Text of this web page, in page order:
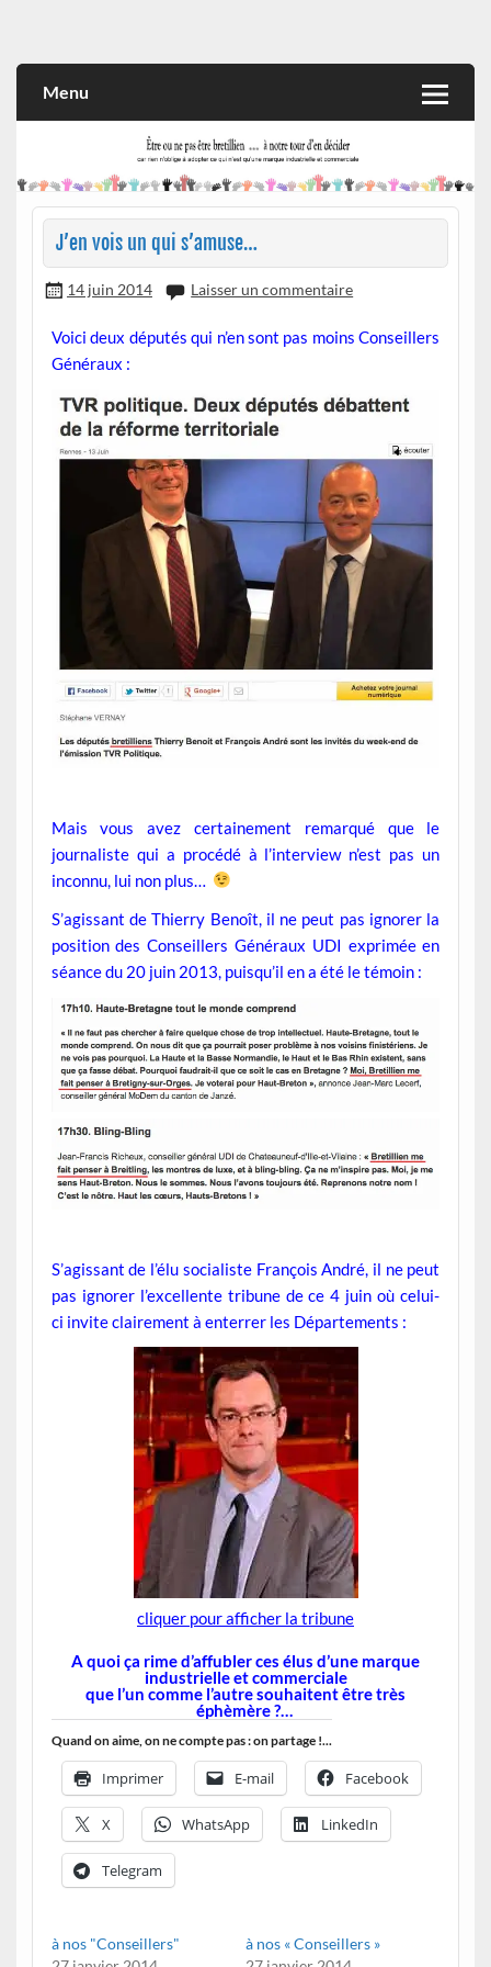
et commerciale
Menu
J’en vois un qui s’amuse…
14 juin 2014 Laisser un commentaire
Voici deux députés qui n’en sont pas moins Conseillers
Généraux :
Mais vous avez certainement remarqué que le
journaliste qui a procédé à l’interview n’est pas un
inconnu, lui non plus…
S’agissant de Thierry Benoît, il ne peut pas ignorer la
position des Conseillers Généraux UDI exprimée en
séance du 20 juin 2013, puisqu’il en a été le témoin :
S’agissant de l’élu socialiste François André, il ne peut
pas ignorer l’excellente tribune de ce 4 juin où celui-
ci invite clairement à enterrer les Départements :
cliquer pour afficher la tribune
A quoi ça rime d’affubler ces élus d’une marque
industrielle et commerciale
que l’un comme l’autre souhaitent être très
éphèmère ?…
Quand on aime, on ne compte pas : on partage !...
Imprimer E-mail Facebook
X WhatsApp LinkedIn
Telegram
à nos "Conseillers"
à nos « Conseillers »